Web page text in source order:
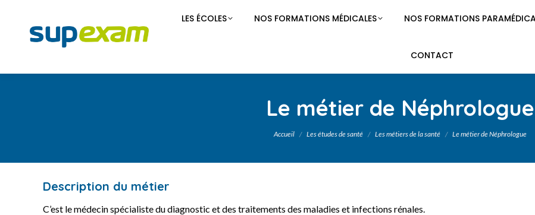
LES ÉCOLES NOS FORMATIONS MÉDICALES NOS FORMATIONS
CONTACT
Le métier de Néphrologue
Vous êtes ici :
Accueil Les études de santé Les métiers de la santé Le métier de Néphrologue
Description du métier
C’est le médecin spécialiste du diagnostic et des traitements des maladies et infections rénales.